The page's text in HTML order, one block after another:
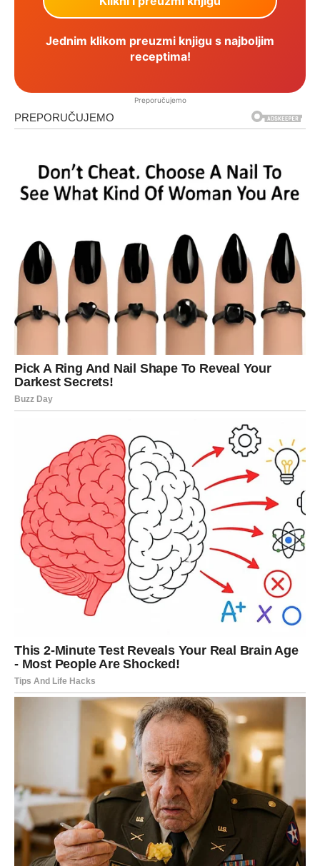
Jednim klikom preuzmi knjigu s najboljim
receptima!
Preporučujemo